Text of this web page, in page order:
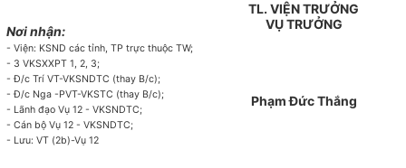
Nơi nhận:
- Viện: KSND các tỉnh, TP trực thuộc TW;
- 3 VKSXXPT 1, 2, 3;
- Đ/c Trí VT-VKSNDTC (thay B/c);
- Đ/c Nga -PVT-VKSTC (thay B/c);
- Lãnh đạo Vụ 12 - VKSNDTC;
- Cán bộ Vụ 12 - VKSNDTC;
- Lưu: VT (2b)-Vụ 12
TL. VIỆN TRƯỞNG
VỤ TRƯỞNG
Phạm Đức Thắng